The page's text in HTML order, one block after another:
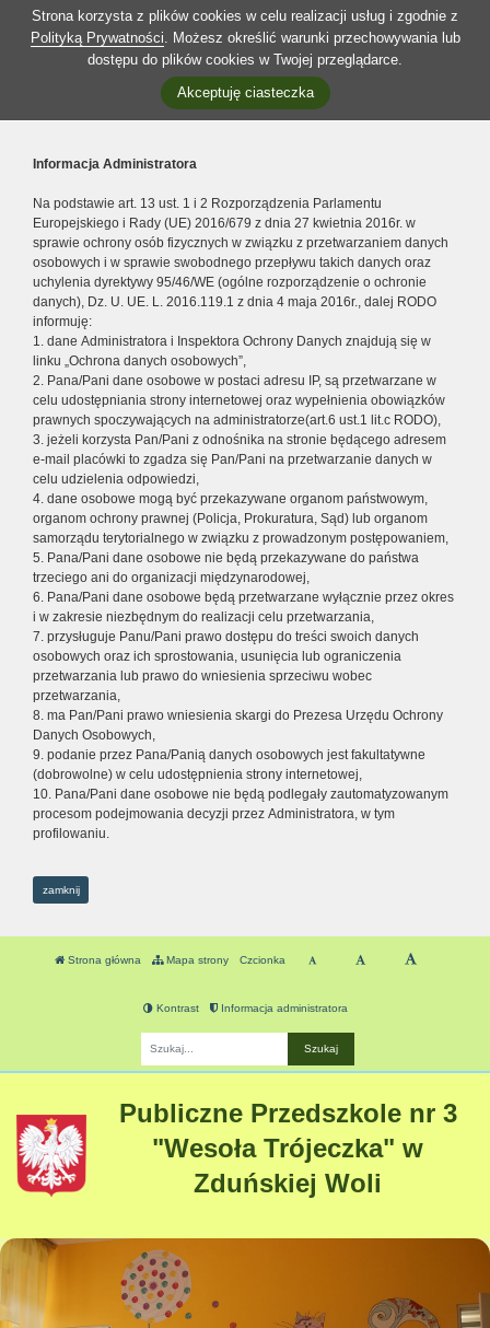
Strona korzysta z plików cookies w celu realizacji usług i zgodnie z
Polityką Prywatności. Możesz określić warunki przechowywania lub
dostępu do plików cookies w Twojej przeglądarce.
Akceptuję ciasteczka
Informacja Administratora
Na podstawie art. 13 ust. 1 i 2 Rozporządzenia Parlamentu
Europejskiego i Rady (UE) 2016/679 z dnia 27 kwietnia 2016r. w
sprawie ochrony osób fizycznych w związku z przetwarzaniem danych
osobowych i w sprawie swobodnego przepływu takich danych oraz
uchylenia dyrektywy 95/46/WE (ogólne rozporządzenie o ochronie
danych), Dz. U. UE. L. 2016.119.1 z dnia 4 maja 2016r., dalej RODO
informuję:
1. dane Administratora i Inspektora Ochrony Danych znajdują się w
linku „Ochrona danych osobowych”,
2. Pana/Pani dane osobowe w postaci adresu IP, są przetwarzane w
celu udostępniania strony internetowej oraz wypełnienia obowiązków
prawnych spoczywających na administratorze(art.6 ust.1 lit.c RODO),
3. jeżeli korzysta Pan/Pani z odnośnika na stronie będącego adresem
e-mail placówki to zgadza się Pan/Pani na przetwarzanie danych w
celu udzielenia odpowiedzi,
4. dane osobowe mogą być przekazywane organom państwowym,
organom ochrony prawnej (Policja, Prokuratura, Sąd) lub organom
samorządu terytorialnego w związku z prowadzonym postępowaniem,
5. Pana/Pani dane osobowe nie będą przekazywane do państwa
trzeciego ani do organizacji międzynarodowej,
6. Pana/Pani dane osobowe będą przetwarzane wyłącznie przez okres
i w zakresie niezbędnym do realizacji celu przetwarzania,
7. przysługuje Panu/Pani prawo dostępu do treści swoich danych
osobowych oraz ich sprostowania, usunięcia lub ograniczenia
przetwarzania lub prawo do wniesienia sprzeciwu wobec
przetwarzania,
8. ma Pan/Pani prawo wniesienia skargi do Prezesa Urzędu Ochrony
Danych Osobowych,
9. podanie przez Pana/Panią danych osobowych jest fakultatywne
(dobrowolne) w celu udostępnienia strony internetowej,
10. Pana/Pani dane osobowe nie będą podlegały zautomatyzowanym
procesom podejmowania decyzji przez Administratora, w tym
profilowaniu.
zamknij
Strona główna Mapa strony Czcionka
Kontrast Informacja administratora
Publiczne Przedszkole nr 3
"Wesoła Trójeczka" w
Zduńskiej Woli